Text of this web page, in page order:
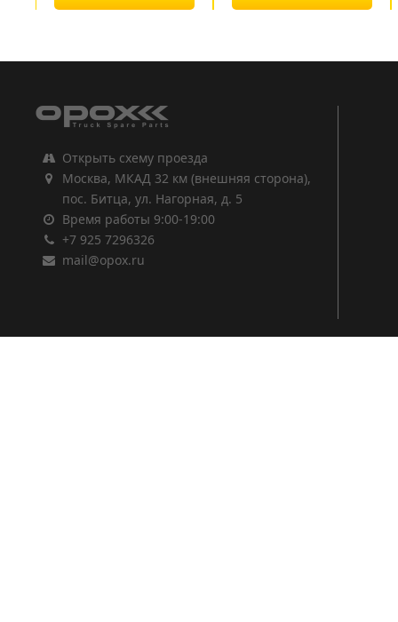
Открыть схему проезда
Москва, МКАД 32 км (внешняя сторона),
пос. Битца, ул. Нагорная, д. 5
Время работы 9:00-19:00
+7 925 7296326
mail@opox.ru